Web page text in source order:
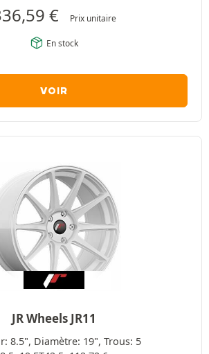
€ Prix unitaire
En stock
VOIR
JR Wheels JR11
8.5", Diamètre: 19", Trous: 5